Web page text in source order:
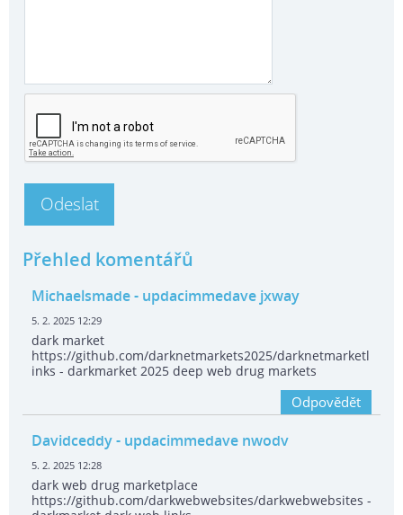
Přehled komentářů
Michaelsmade- updacimmedave jxway
5. 2. 2025 12:29
dark market
https://github.com/darknetmarkets2025/darknetmarketl
inks - darkmarket 2025 deep web drug markets
Odpovědět
Davidceddy- updacimmedave nwodv
5. 2. 2025 12:28
dark web drug marketplace
https://github.com/darkwebwebsites/darkwebwebsites -